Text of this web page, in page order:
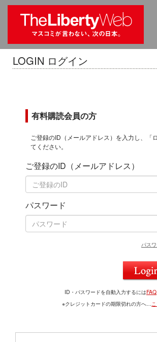
LOGIN ログイン
有料購読会員の方
ご登録のID（メールアドレス）を入力し、「
てください。
ご登録のID（メールアドレス）
パスワード
パス
ID・パスワードを自動入力するにはFAQ
※クレジットカードの期限切れの方へ…